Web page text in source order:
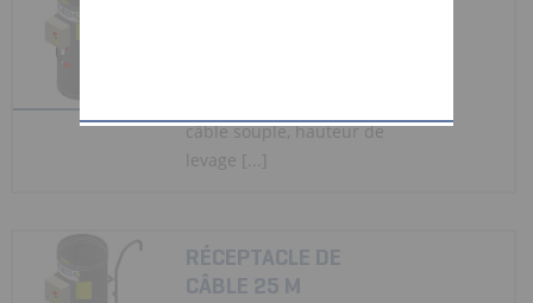
câble souple, hauteur de
levage [...]
RÉCEPTACLE DE
CÂBLE 25 M